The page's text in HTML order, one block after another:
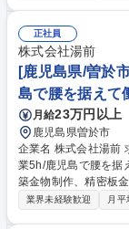
補助および業務理解
院内運営に関わる付
え、院内運営の幅広
ざいます。未経験業
の指定する業務 募集職種 鹿児島【事務・総務職】将来の事務長候補／医
療法人／マイカー通勤
正社員
株式会社湯前
[鹿児島県/曽於
島で腰を据えて
月給23万円以上
鹿児島県曽於市
企業名 株式会社湯前 求人名 [鹿児島県/曽於市]機械オペレーター/転勤無/残
業5h/鹿児島で腰を据えて働ける◎ 仕事の内
築金物制作、精密板
機械オペレーターと
業界未経験歓迎 月平